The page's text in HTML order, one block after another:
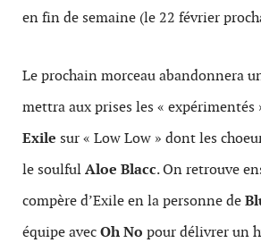
en fin de semaine (le 22 février
Le prochain morceau abandonnera
mettra aux prises les « expérimentés
Exile sur « Low Low » dont les
le soulfulAloe Blacc. On retrouve
compère d’Exile en la personne de
équipe avecOh No pour délivrer un